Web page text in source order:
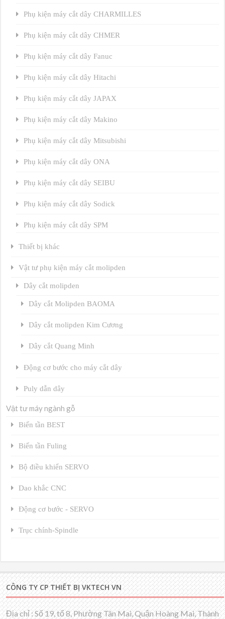
Phụ kiện máy cắt dây CHARMILLES
Phụ kiện máy cắt dây CHMER
Phụ kiện máy cắt dây Fanuc
Phụ kiện máy cắt dây Hitachi
Phụ kiện máy cắt dây JAPAX
Phụ kiện máy cắt dây Makino
Phụ kiện máy cắt dây Mitsubishi
Phụ kiện máy cắt dây ONA
Phụ kiện máy cắt dây SEIBU
Phụ kiện máy cắt dây Sodick
Phụ kiện máy cắt dây SPM
Thiết bị khác
Vật tư phụ kiện máy cắt molipden
Dây cắt molipden
Dây cắt Molipden BAOMA
Dây cắt molipden Kim Cương
Dây cắt Quang Minh
Động cơ bước cho máy cắt dây
Puly dẫn dây
Vật tư máy ngành gỗ
Biến tần BEST
Biến tần Fuling
Bộ điều khiển SERVO
Dao khắc CNC
Động cơ bước - SERVO
Trục chính-Spindle
CÔNG TY CP THIẾT BỊ VKTECH VN
Địa chỉ : Số 19, tổ 8, Phường Tân Mai, Quận Hoàng Mai, Thành